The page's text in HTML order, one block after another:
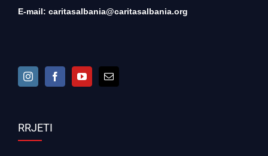
E-mail: caritasalbania@caritasalbania.org
RRJETI